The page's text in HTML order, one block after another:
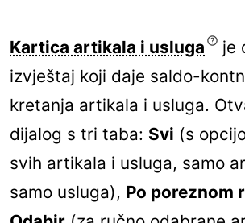
Kartica artikala i usluga
je
izvještaj koji daje saldo-
kretanja artikala i usluga.
dijalog s tri taba: Svi (s
svih artikala i usluga, samo
samo usluga), Po poreznom